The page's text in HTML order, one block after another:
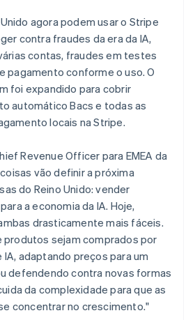
agora podem usar o Stripe
contra fraudes da era da IA,
contas, fraudes em testes
pagamento conforme o uso. O
foi expandido para cobrir
automático Bacs e todas as
locais na Stripe.
Revenue Officer para EMEA da
vão definir a próxima
do Reino Unido: vender
a economia da IA. Hoje,
drasticamente mais fáceis.
produtos sejam comprados por
adaptando preços para um
defendendo contra novas formas
da complexidade para que as
concentrar no crescimento."